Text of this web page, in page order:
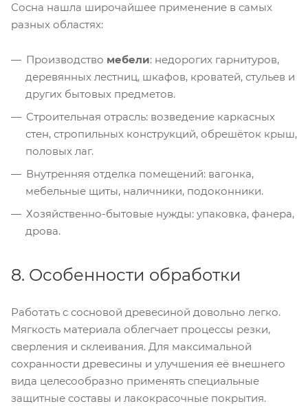
Сосна нашла широчайшее применение в самых
разных областях:
Производство мебели: недорогих гарнитуров,
деревянных лестниц, шкафов, кроватей, стульев и
других бытовых предметов.
Строительная отрасль: возведение каркасных
стен, стропильных конструкций, обрешёток крыш,
половых лаг.
Внутренняя отделка помещений: вагонка,
мебельные щиты, наличники, подоконники.
Хозяйственно-бытовые нужды: упаковка, фанера,
дрова.
8. Особенности обработки
Работать с сосновой древесиной довольно легко.
Мягкость материала облегчает процессы резки,
сверления и склеивания. Для максимальной
сохранности древесины и улучшения её внешнего
вида целесообразно применять специальные
защитные составы и лакокрасочные покрытия.